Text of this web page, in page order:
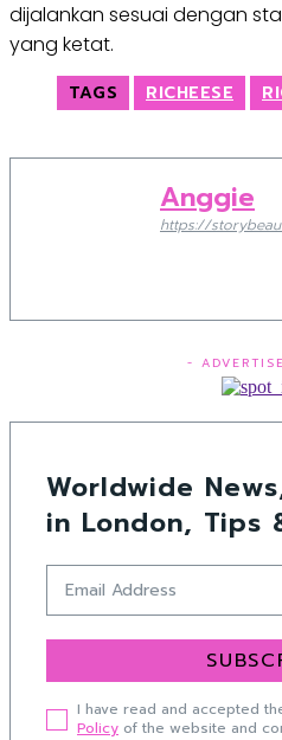
dijalankan sesuai dengan
yang ketat.
TAGS RICHEESE
Anggie
https://
-
Worldwide
in London, Tips
I have read and accepted
Policy of the website and